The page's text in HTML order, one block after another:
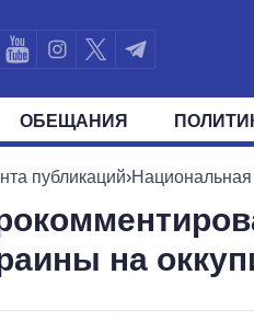
ОБЕЩАНИЯ
ВСЕ ПОЛИТИКИ ПРЕЗИДЕНТ И
публикаций›Национальная
на